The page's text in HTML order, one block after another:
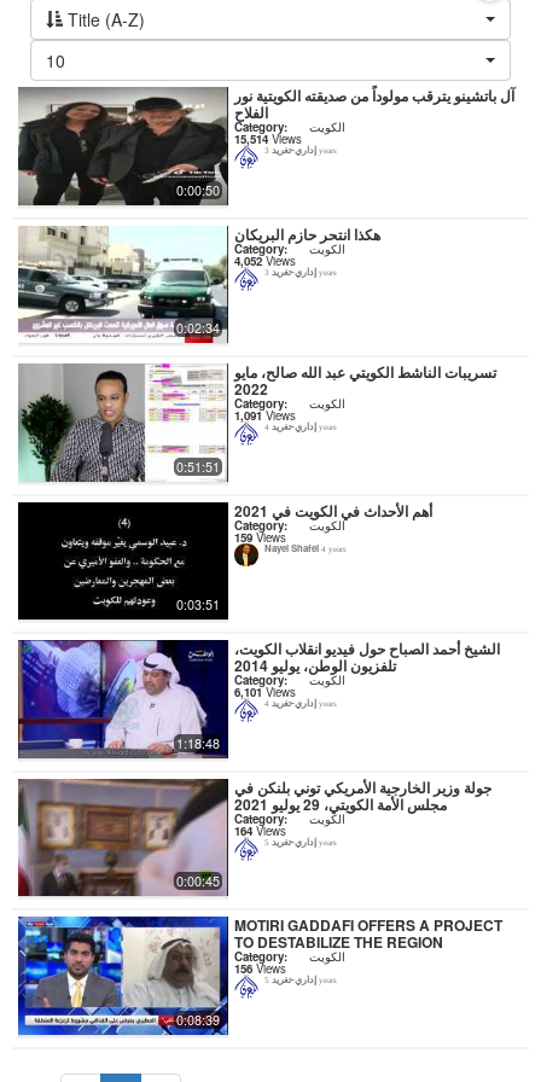
Title (A-Z)
10
0:00:50
آل باتشينو يترقب مولوداً من صديقته الكويتية نور
الفلاح
Category: الكويت
15,514 Views
إداري-تغريد 3 years
0:02:34
هكذا انتحر حازم البريكان
Category: الكويت
4,052Views
إداري-تغريد 3 years
0:51:51
تسريبات الناشط الكويتي عبد الله صالح، مايو
2022
Category: الكويت
1,091Views
إداري-تغريد 4 years
0:03:51
أهم الأحداث في الكويت في 2021
Category: الكويت
159 Views
Nayel Shafei 4 years
1:18:48
الشيخ أحمد الصباح حول فيديو انقلاب الكويت،
تلفزيون الوطن، يوليو 2014
Category: الكويت
6,101Views
إداري-تغريد 4 years
0:00:45
جولة وزير الخارجية الأمريكي توني بلنكن في
مجلس الأمة الكويتي، 29 يوليو 2021
Category: الكويت
164 Views
إداري-تغريد 5 years
0:08:39
MOTIRI GADDAFI OFFERS A PROJECT
TO DESTABILIZE THE REGION
Category: الكويت
156 Views
إداري-تغريد 5 years